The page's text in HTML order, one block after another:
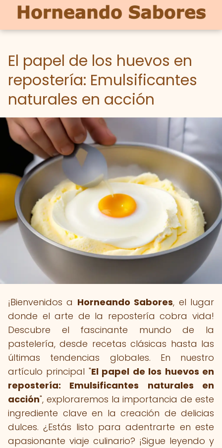
El papel de los huevos en
repostería: Emulsificantes
naturales en acción
¡Bienvenidos a Horneando Sabores, el lugar
donde el arte de la repostería cobra vida!
Descubre el fascinante mundo de la
pastelería, desde recetas clásicas hasta las
últimas tendencias globales. En nuestro
artículo principal "El papel de los huevos en
repostería: Emulsificantes naturales en
acción", exploraremos la importancia de este
ingrediente clave en la creación de delicias
dulces. ¿Estás listo para adentrarte en este
apasionante viaje culinario? ¡Sigue leyendo y